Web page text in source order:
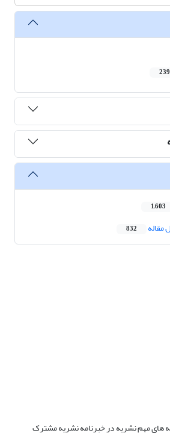
1,603
مقاله 832
های مهم نشریه در خبرنامه نشریه مشترک